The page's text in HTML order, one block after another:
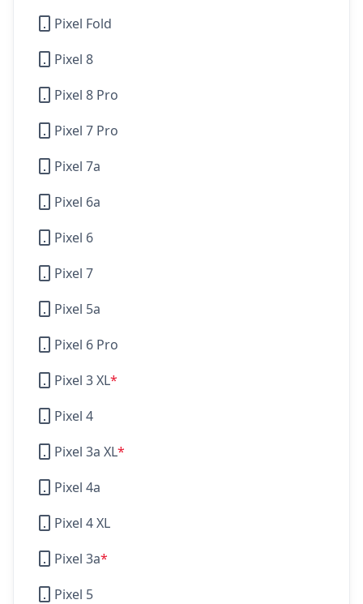
Pixel Fold
Pixel 8
Pixel 8 Pro
Pixel 7 Pro
Pixel 7a
Pixel 6a
Pixel 6
Pixel 7
Pixel 5a
Pixel 6 Pro
Pixel 3 XL*
Pixel 4
Pixel 3a XL*
Pixel 4a
Pixel 4 XL
Pixel 3a*
Pixel 5